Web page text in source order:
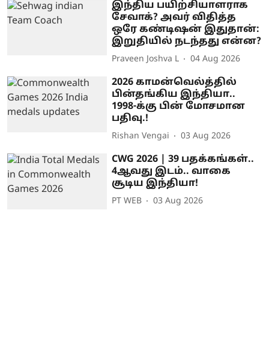
இந்திய பயிற்சியாளராக
சேவாக்? அவர் விதித்த
ஒரே கண்டிஷன் இதுதான்:
இறுதியில் நடந்தது என்ன?
Praveen Joshva L 04 Aug 2026
2026 காமன்வெல்த்தில்
பின்தங்கிய இந்தியா..
1998-க்கு பின் மோசமான
பதிவு.!
Rishan Vengai 03 Aug 2026
CWG 2026 | 39 பதக்கங்கள்..
4ஆவது இடம்.. வாகை
சூடிய இந்தியா!
PT WEB 03 Aug 2026